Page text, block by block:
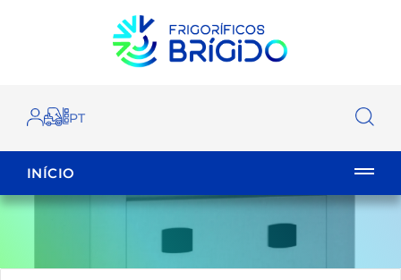
EMPILHADOR
FECHAR
INÍCIO